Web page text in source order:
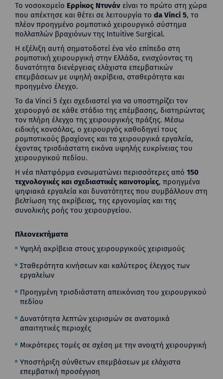
Το νοσοκομείο Ερρίκος Ντυνάν είναι το πρώτο στη χώρα
που απέκτησε και θέτει σε λειτουργία το da Vinci 5, το
πλέον προηγμένο ρομποτικό χειρουργικό σύστημα
πολλαπλών βραχιόνων της Intuitive Surgical.
Η εξέλιξη αυτή σηματοδοτεί ένα νέο επίπεδο στη
ρομποτική χειρουργική στην Ελλάδα, ενισχύοντας τη
δυνατότητα διενέργειας ελάχιστα επεμβατικών
επεμβάσεων με υψηλή ακρίβεια, σταθερότητα και
προηγμένο έλεγχο.
Το da Vinci 5 έχει σχεδιαστεί για να υποστηρίζει τον
χειρουργό σε κάθε στάδιο της επέμβασης, διατηρώντας
τον πλήρη έλεγχο της χειρουργικής πράξης. Μέσω
ειδικής κονσόλας, ο χειρουργός καθοδηγεί τους
ρομποτικούς βραχίονες και τα χειρουργικά εργαλεία,
έχοντας τρισδιάστατη εικόνα υψηλής ευκρίνειας του
χειρουργικού πεδίου.
Η νέα πλατφόρμα ενσωματώνει περισσότερες από 150
τεχνολογικές και σχεδιαστικές καινοτομίες, προηγμένα
ψηφιακά εργαλεία και δυνατότητες που συμβάλλουν στη
βελτίωση της ακρίβειας, της εργονομίας και της
συνολικής ροής του χειρουργείου.
Πλεονεκτήματα
Υψηλή ακρίβεια στους χειρουργικούς χειρισμούς
Σταθερότητα κινήσεων και καλύτερος έλεγχος των
εργαλείων
Προηγμένη τρισδιάστατη απεικόνιση του χειρουργικού
πεδίου
Δυνατότητα λεπτών χειρισμών σε ανατομικά
απαιτητικές περιοχές
Μικρότερες τομές σε σχέση με την ανοιχτή χειρουργική
Υποστήριξη σύνθετων επεμβάσεων με ελάχιστα
επεμβατική προσέγγιση